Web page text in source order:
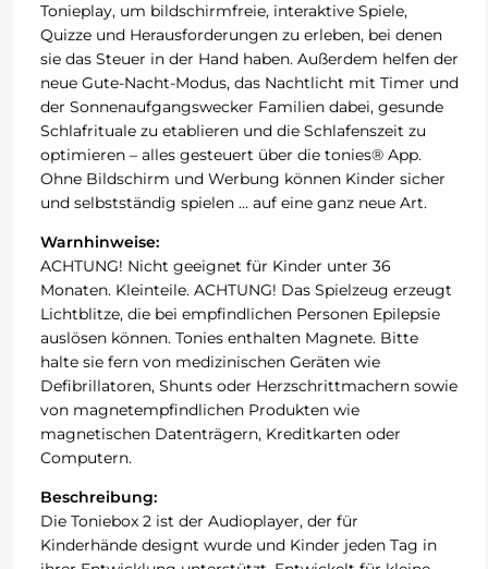
Tonieplay, um bildschirmfreie, interaktive Spiele,
Quizze und Herausforderungen zu erleben, bei denen
sie das Steuer in der Hand haben. Außerdem helfen der
neue Gute-Nacht-Modus, das Nachtlicht mit Timer und
der Sonnenaufgangswecker Familien dabei, gesunde
Schlafrituale zu etablieren und die Schlafenszeit zu
optimieren – alles gesteuert über die tonies® App.
Ohne Bildschirm und Werbung können Kinder sicher
und selbstständig spielen … auf eine ganz neue Art.
Warnhinweise:
ACHTUNG! Nicht geeignet für Kinder unter 36
Monaten. Kleinteile. ACHTUNG! Das Spielzeug erzeugt
Lichtblitze, die bei empfindlichen Personen Epilepsie
auslösen können. Tonies enthalten Magnete. Bitte
halte sie fern von medizinischen Geräten wie
Defibrillatoren, Shunts oder Herzschrittmachern sowie
von magnetempfindlichen Produkten wie
magnetischen Datenträgern, Kreditkarten oder
Computern.
Beschreibung:
Die Toniebox 2 ist der Audioplayer, der für
Kinderhände designt wurde und Kinder jeden Tag in